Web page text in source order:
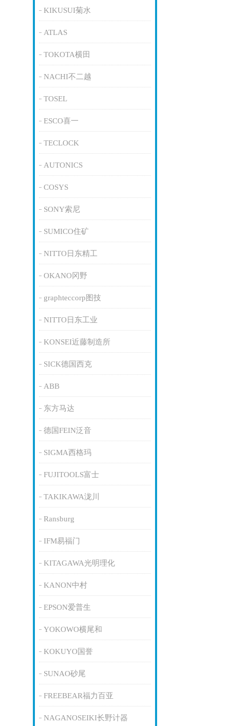
KIKUSUI菊水
ATLAS
TOKOTA横田
NACHI不二越
TOSEL
ESCO喜一
TECLOCK
AUTONICS
COSYS
SONY索尼
SUMICO住矿
NITTO日东精工
OKANO冈野
graphteccorp图技
NITTO日东工业
KONSEI近藤制造所
SICK德国西克
ABB
东方马达
德国FEIN泛音
SIGMA西格玛
FUJITOOLS富士
TAKIKAWA泷川
Ransburg
IFM易福门
KITAGAWA光明理化
KANON中村
EPSON爱普生
YOKOWO横尾和
KOKUYO国誉
SUNAO砂尾
FREEBEAR福力百亚
NAGANOSEIKI长野计器